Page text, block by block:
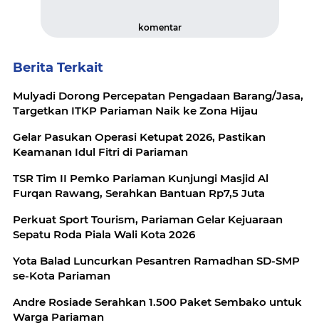
komentar
Berita Terkait
Mulyadi Dorong Percepatan Pengadaan Barang/Jasa,
Targetkan ITKP Pariaman Naik ke Zona Hijau
Gelar Pasukan Operasi Ketupat 2026, Pastikan
Keamanan Idul Fitri di Pariaman
TSR Tim II Pemko Pariaman Kunjungi Masjid Al
Furqan Rawang, Serahkan Bantuan Rp7,5 Juta
Perkuat Sport Tourism, Pariaman Gelar Kejuaraan
Sepatu Roda Piala Wali Kota 2026
Yota Balad Luncurkan Pesantren Ramadhan SD-SMP
se-Kota Pariaman
Andre Rosiade Serahkan 1.500 Paket Sembako untuk
Warga Pariaman